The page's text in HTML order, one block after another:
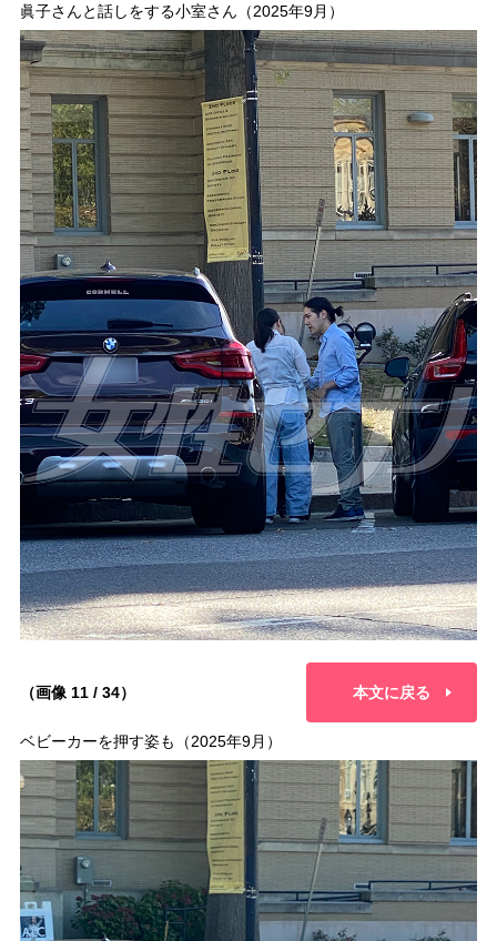
眞子さんと話しをする小室さん（2025年9月）
（画像 11 / 34） 本文に戻る
ベビーカーを押す姿も（2025年9月）